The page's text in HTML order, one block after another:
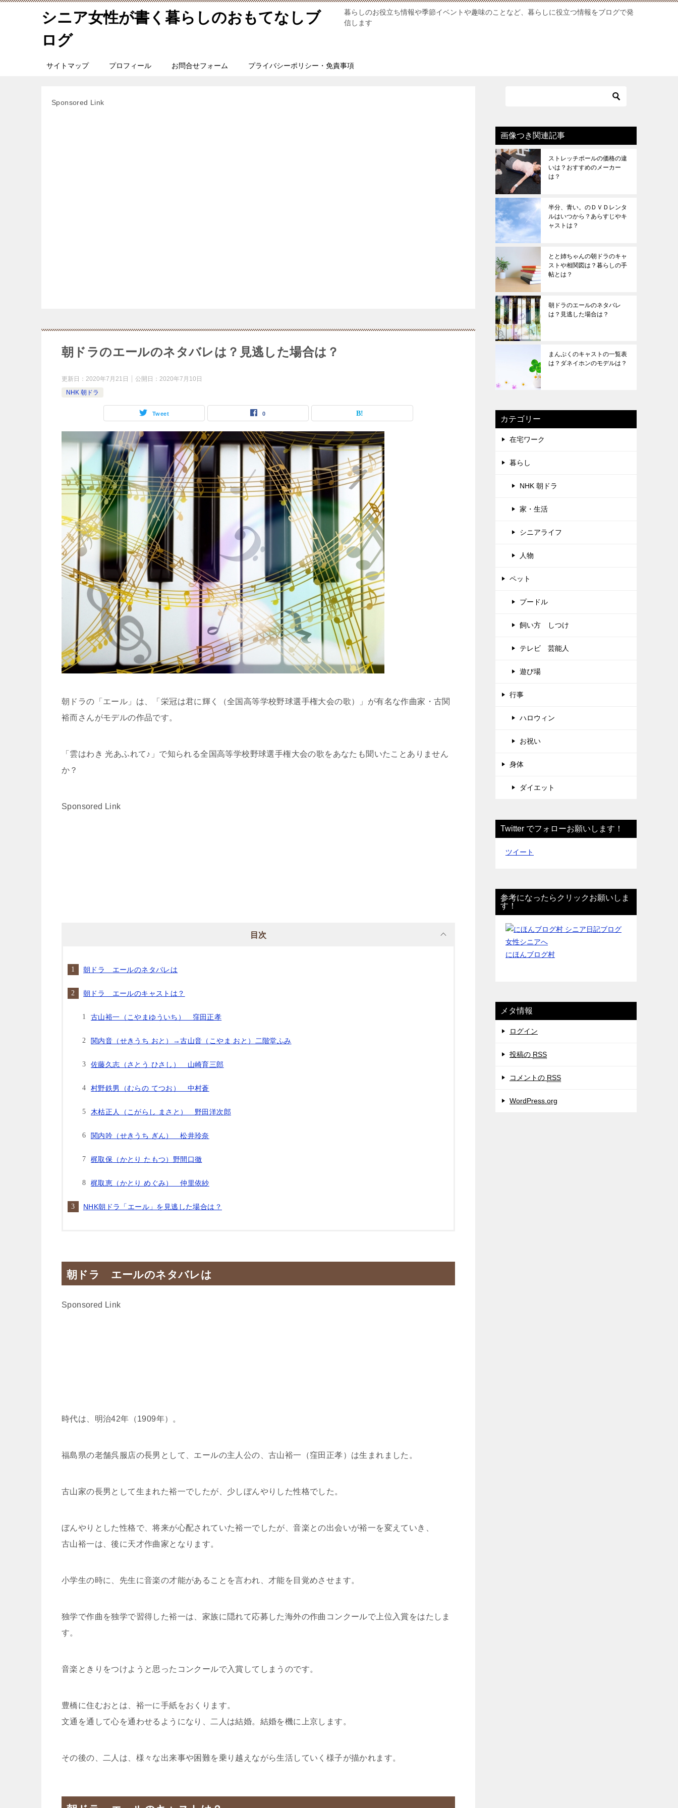
シニア女性が書く暮らしのおもてなしブ
ログ
暮らしのお役立ち情報や季節イベントや趣味のことなど、暮らしに役立つ情報をブログで発
信します
サイトマップ プロフィール お問合せフォーム プライバシーポリシー・免責事項
Sponsored Link
朝ドラのエールのネタバレは？見逃した場合は？
更新日： 2020年7月21日 公開日： 2020年7月10日
NHK 朝ドラ
Tweet 0
朝ドラの「エール」は、「栄冠は君に輝く（全国高等学校野球選手権大会の歌）」が有名な作曲家・古関
裕而さんがモデルの作品です。
「雲はわき 光あふれて♪」で知られる全国高等学校野球選手権大会の歌をあなたも聞いたことありません
か？
Sponsored Link
目次
朝ドラ エールのネタバレは
朝ドラ エールのキャストは？
古山裕一（こやまゆういち） 窪田正孝
関内音（せきうち おと）→古山音（こやま おと）二階堂ふみ
佐藤久志（さとう ひさし） 山崎育三郎
村野鉄男（むらの てつお） 中村蒼
木枯正人（こがらし まさと） 野田洋次郎
関内吟（せきうち ぎん） 松井玲奈
梶取保（かとり たもつ）野間口徹
梶取恵（かとり めぐみ） 仲里依紗
NHK朝ドラ「エール」を見逃した場合は？
朝ドラ エールのネタバレは
Sponsored Link
時代は、明治42年（1909年）。
福島県の老舗呉服店の長男として、エールの主人公の、古山裕一（窪田正孝）は生まれました。
古山家の長男として生まれた裕一でしたが、少しぼんやりした性格でした。
ぼんやりとした性格で、将来が心配されていた裕一でしたが、音楽との出会いが裕一を変えていき、
古山裕一は、後に天才作曲家となります。
小学生の時に、先生に音楽の才能があることを言われ、才能を目覚めさせます。
独学で作曲を独学で習得した裕一は、家族に隠れて応募した海外の作曲コンクールで上位入賞をはたしま
す。
音楽ときりをつけようと思ったコンクールで入賞してしまうのです。
豊橋に住むおとは、裕一に手紙をおくります。
文通を通して心を通わせるようになり、二人は結婚。結婚を機に上京します。
その後の、二人は、様々な出来事や困難を乗り越えながら生活していく様子が描かれます。
画像つき関連記事
ストレッチポールの価格の違
いは？おすすめのメーカー
は？
半分、青い。のＤＶＤレンタ
ルはいつから？あらすじやキ
ャストは？
とと姉ちゃんの朝ドラのキャ
ストや相関図は？暮らしの手
帖とは？
朝ドラのエールのネタバレ
は？見逃した場合は？
まんぷくのキャストの一覧表
は？ダネイホンのモデルは？
カテゴリー
在宅ワーク
暮らし
NHK 朝ドラ
家・生活
シニアライフ
人物
ペット
プードル
飼い方 しつけ
テレビ 芸能人
遊び場
行事
ハロウィン
お祝い
身体
ダイエット
Twitter でフォローお願いします！
ツイート
参考になったらクリックお願いしま
す！
にほんブログ村
メタ情報
ログイン
投稿の RSS
コメントの RSS
WordPress.org